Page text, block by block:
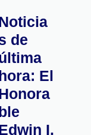
de
El
I.